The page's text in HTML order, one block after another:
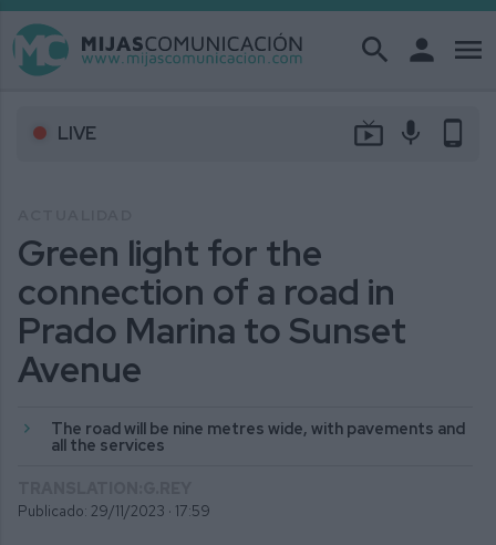
search person menu
LIVE live_tv mic phone_android
Green light for the
connection of a road in
Prado Marina to Sunset
Avenue
The road will be nine metres wide, with pavements and
all the services
Publicado: 29/11/2023 · 17:59